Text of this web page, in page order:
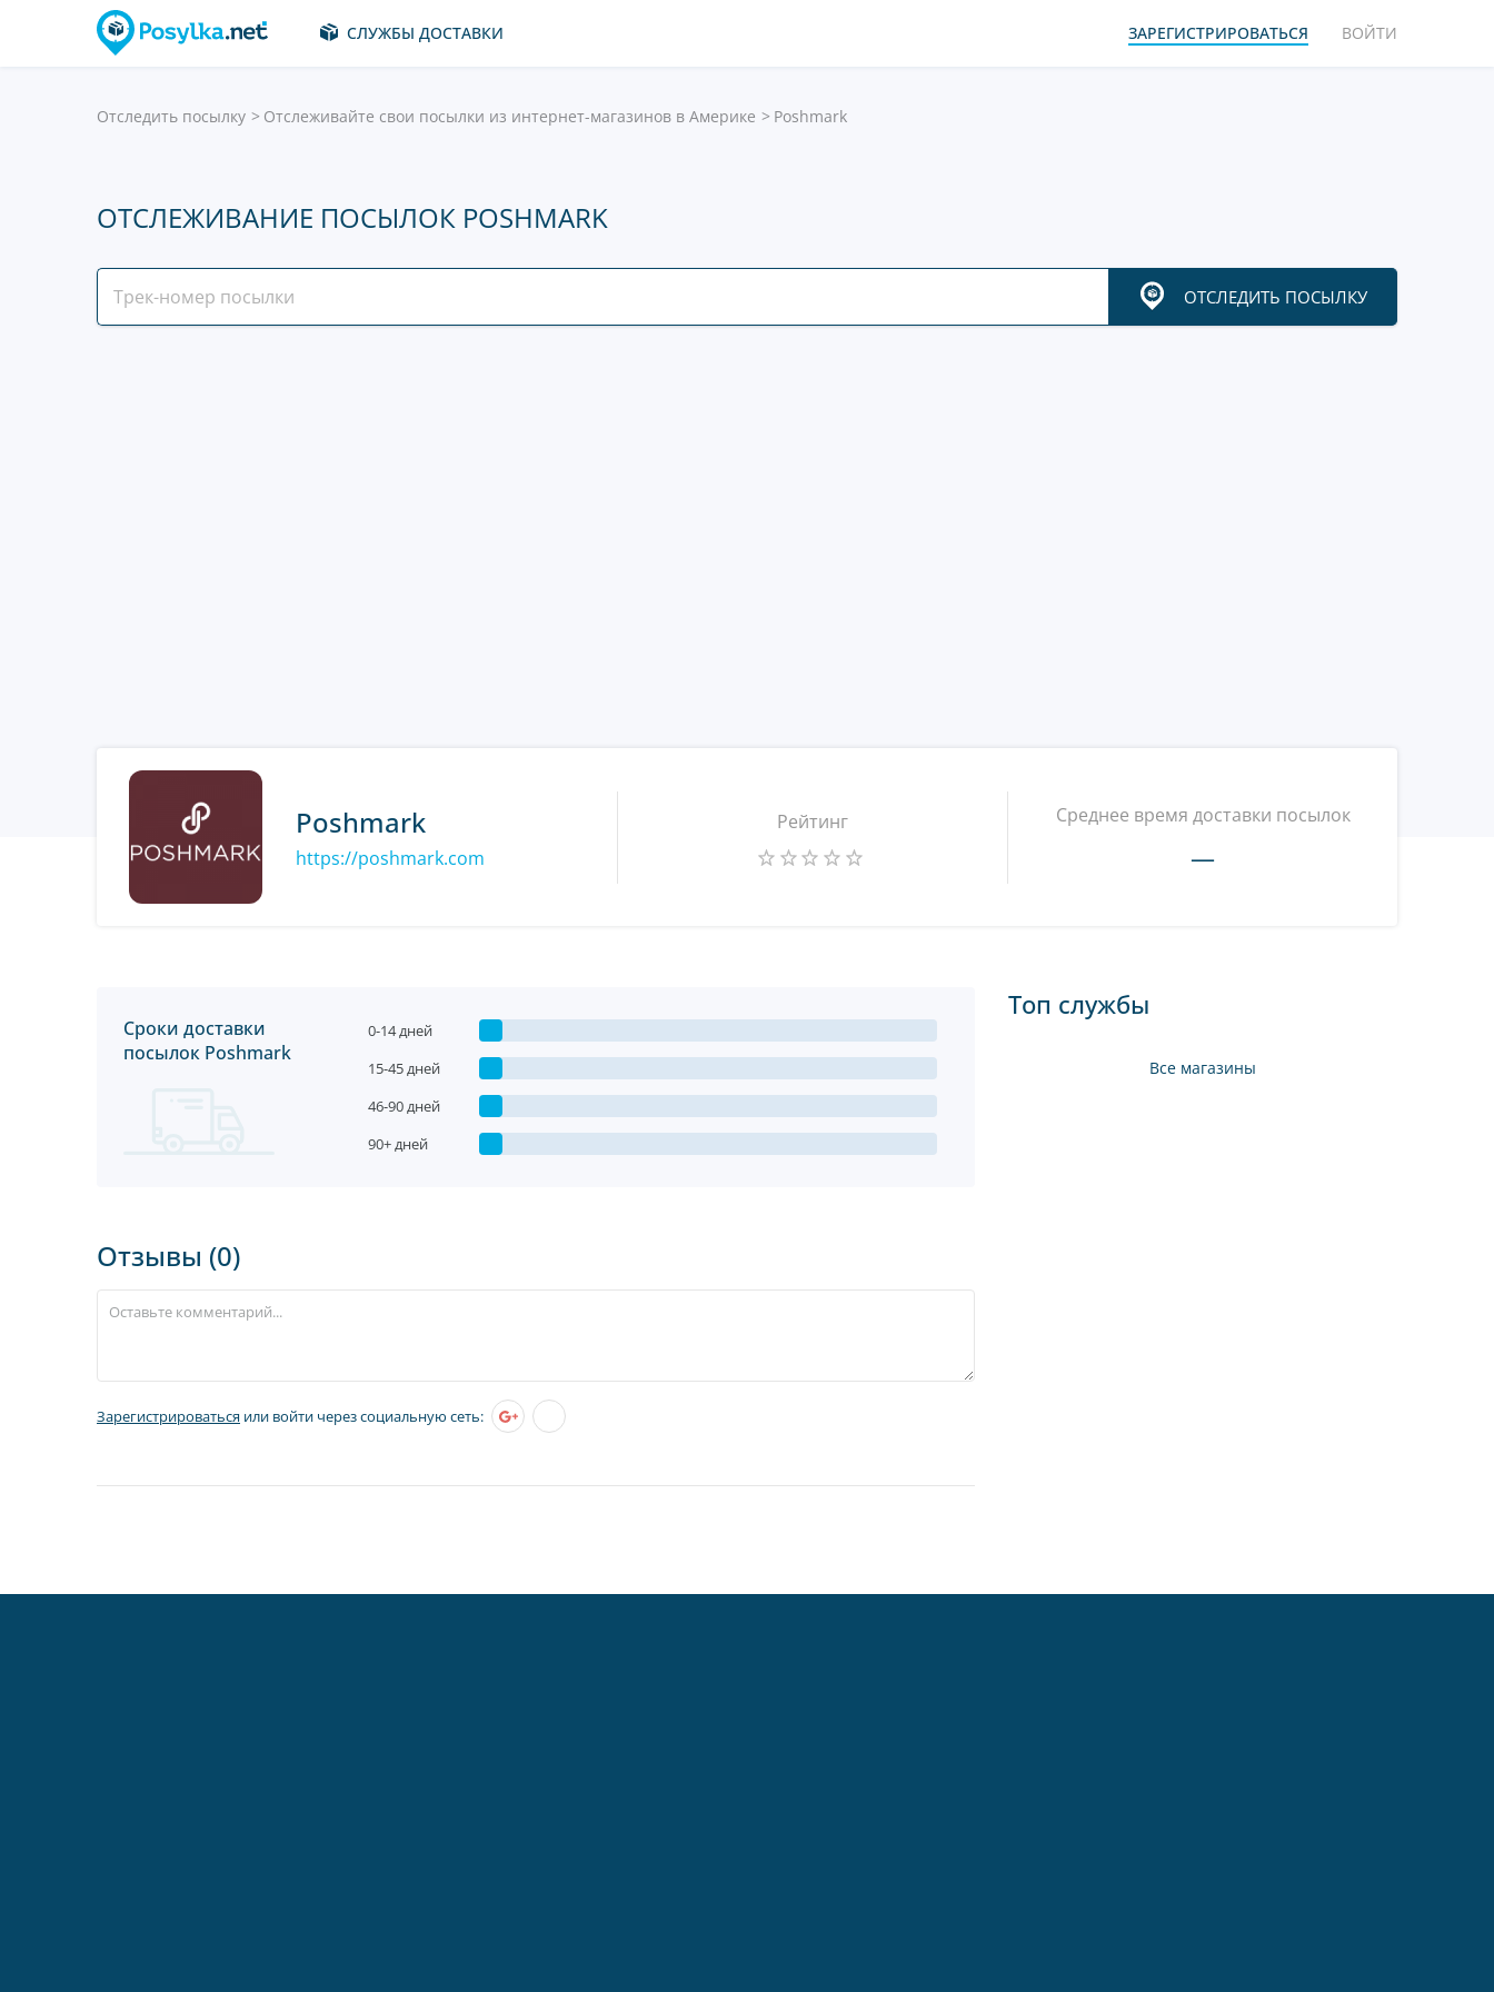
СЛУЖБЫ ДОСТАВКИ ЗАРЕГИСТРИРОВАТЬСЯ ВОЙТИ
Отследить посылку Отслеживайте свои посылки из интернет-магазинов в Америке Poshmark
ОТСЛЕЖИВАНИЕ ПОСЫЛОК POSHMARK
ОТСЛЕДИТЬ ПОСЫЛКУ
Poshmark
https://poshmark.com
Рейтинг Среднее время доставки посылок
—
Сроки доставки
посылок Poshmark
0-14 дней
15-45 дней
46-90 дней
90+ дней
Отзывы (0)
Зарегистрироваться или войти через социальную сеть:
Топ службы
Все магазины